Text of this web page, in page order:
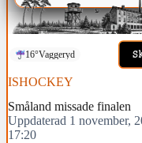
16°Vaggeryd
ISHOCKEY
Småland missade finalen
Uppdaterad 1 november,
17:20